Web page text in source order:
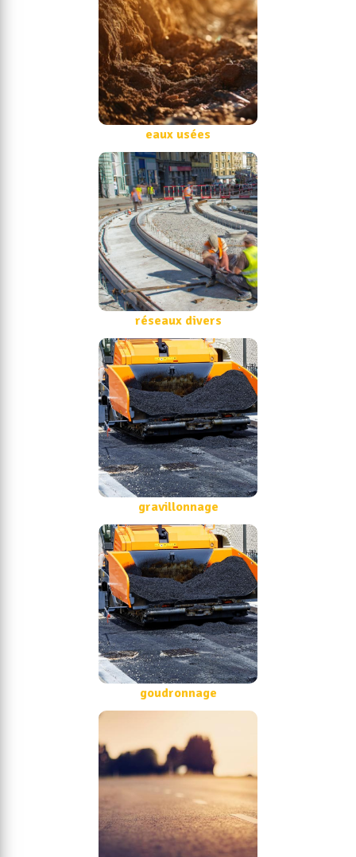
eaux usées
réseaux divers
gravillonnage
goudronnage